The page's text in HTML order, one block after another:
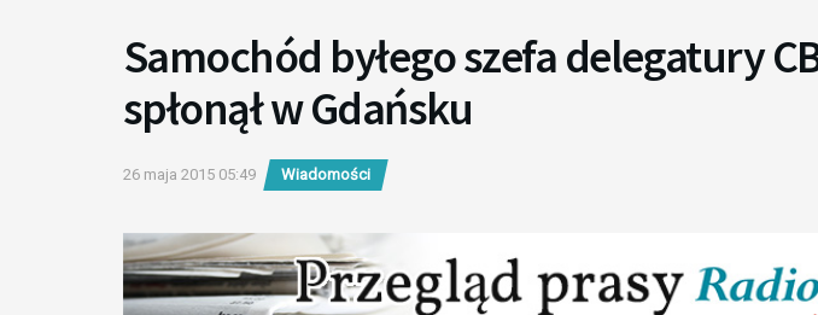
Samochód byłego szefa delegatury
spłonął w Gdańsku
26 maja 2015 05:49 Wiadomości